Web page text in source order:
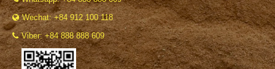
Wechat: +84 912 100 118
Viber: +84 888 888 609